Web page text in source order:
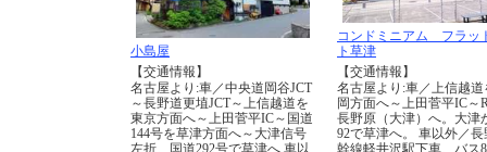
小島屋
【交通情報】
名古屋より:車／中央道岡谷JCT
～長野道更埴JCT～上信越道を
東京方面へ～上田菅平IC～国道
144号を草津方面へ～大津信号
左折、国道292号で草津へ 車以
コンドミニアム フラッ
ト草津
【交通情報】
名古屋より:車／上信越道
岡方面へ～上田菅平IC～
長野原（大津）へ。大津
92で草津へ。 車以外／長
幹線軽井沢駅下車、バス